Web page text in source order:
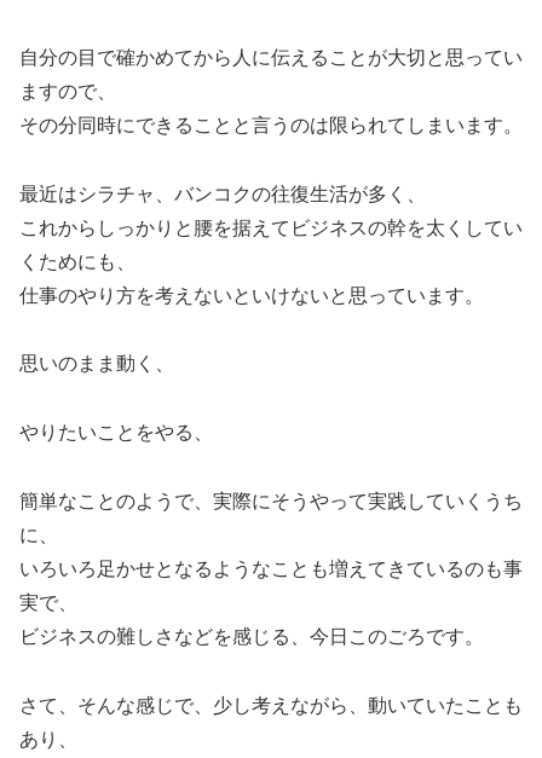
自分の目で確かめてから人に伝えることが大切と思ってい
ますので、
その分同時にできることと言うのは限られてしまいます。
最近はシラチャ、バンコクの往復生活が多く、
これからしっかりと腰を据えてビジネスの幹を太くしてい
くためにも、
仕事のやり方を考えないといけないと思っています。
思いのまま動く、
やりたいことをやる、
簡単なことのようで、実際にそうやって実践していくうち
に、
いろいろ足かせとなるようなことも増えてきているのも事
実で、
ビジネスの難しさなどを感じる、今日このごろです。
さて、そんな感じで、少し考えながら、動いていたことも
あり、